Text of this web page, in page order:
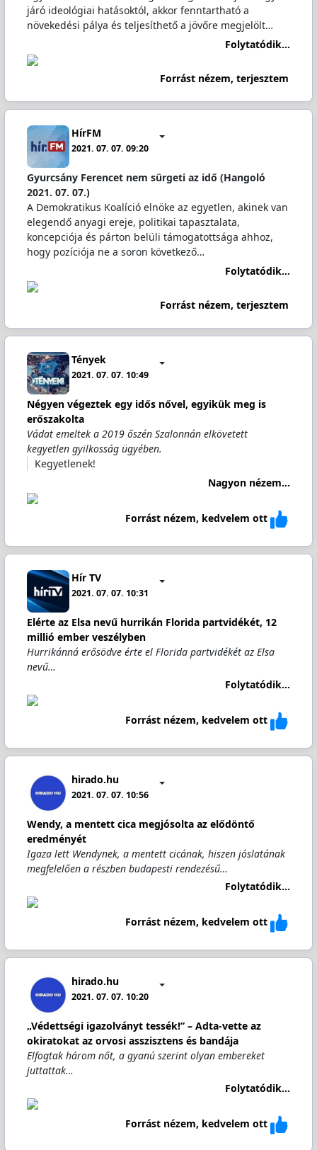
járó ideológiai hatásoktól, akkor fenntartható a
növekedési pálya és teljesíthető a jövőre megjelölt…
Folytatódik...
Forrást nézem, terjesztem
HírFM
2021. 07. 07. 09:20
Gyurcsány Ferencet nem sürgeti az idő (Hangoló
2021. 07. 07.)
A Demokratikus Koalíció elnöke az egyetlen, akinek van
elegendő anyagi ereje, politikai tapasztalata,
koncepciója és párton belüli támogatottsága ahhoz,
hogy pozíciója ne a soron következő…
Folytatódik...
Forrást nézem, terjesztem
Tények
2021. 07. 07. 10:49
Négyen végeztek egy idős nővel, egyikük meg is
erőszakolta
Vádat emeltek a 2019 őszén Szalonnán elkövetett
kegyetlen gyilkosság ügyében.
Kegyetlenek!
Nagyon nézem...
Forrást nézem, kedvelem ott
Hír TV
2021. 07. 07. 10:31
Elérte az Elsa nevű hurrikán Florida partvidékét, 12
millió ember veszélyben
Hurrikánná erősödve érte el Florida partvidékét az Elsa
nevű…
Folytatódik...
Forrást nézem, kedvelem ott
hirado.hu
2021. 07. 07. 10:56
Wendy, a mentett cica megjósolta az elődöntő
eredményét
Igaza lett Wendynek, a mentett cicának, hiszen jóslatának
megfelelően a részben budapesti rendezésű…
Folytatódik...
Forrást nézem, kedvelem ott
hirado.hu
2021. 07. 07. 10:20
„Védettségi igazolványt tessék!” – Adta-vette az
okiratokat az orvosi asszisztens és bandája
Elfogtak három nőt, a gyanú szerint olyan embereket
juttattak…
Folytatódik...
Forrást nézem, kedvelem ott